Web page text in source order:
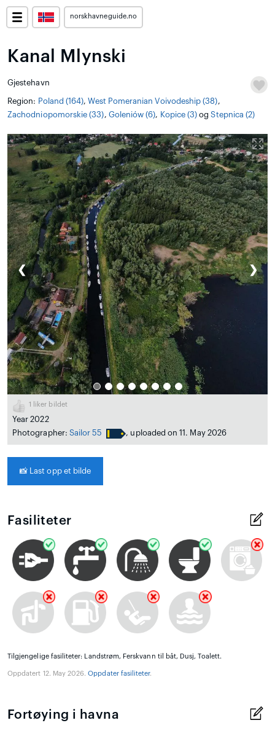
norskhavneguide.no
Kanal Mlynski
Gjestehavn
Region: Poland (164),West Pomeranian Voivodeship (38),
Zachodniopomorskie (33), Goleniów (6), Kopice (3) ogStepnica (2)
❮ ❯
1 liker bildet
Year 2022
Photographer: Sailor 55 , uploaded on 11. May 2026
📸 Last opp et bilde
Fasiliteter
Tilgjengelige fasiliteter: Landstrøm, Ferskvann til båt, Dusj, Toalett.
Oppdatert 12. May 2026.Oppdater fasiliteter.
Fortøying i havna